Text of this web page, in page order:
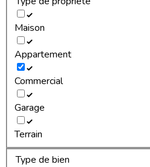
Maison
Appartement
Commercial
Garage
Terrain
Type de bien